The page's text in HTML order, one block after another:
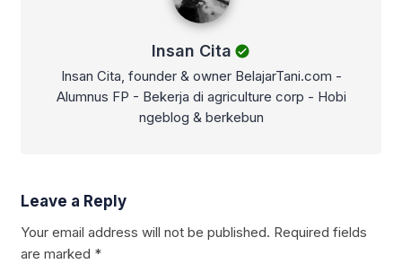
Insan Cita
Insan Cita, founder & owner BelajarTani.com -
Alumnus FP - Bekerja di agriculture corp - Hobi
ngeblog & berkebun
Leave a Reply
Your email address will not be published. Required fields
are marked *